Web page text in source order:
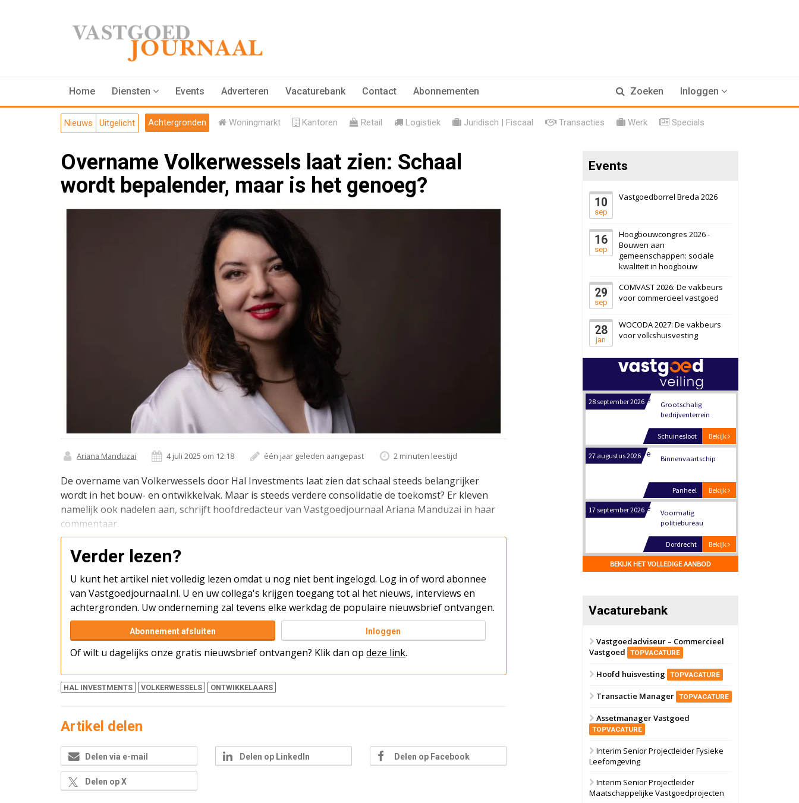
Home Diensten Events Adverteren Vacaturebank Contact Abonnementen Zoeken Inloggen
Nieuws Uitgelicht Achtergronden Woningmarkt Kantoren Retail Logistiek Juridisch | Fiscaal Transacties Werk Specials
Overname Volkerwessels laat zien: Schaal
wordt bepalender, maar is het genoeg?
Ariana Manduzai 4 juli 2025 om 12:18 één jaar geleden aangepast 2 minuten leestijd
De overname van Volkerwessels door Hal Investments laat zien dat schaal steeds belangrijker
wordt in het bouw- en ontwikkelvak. Maar is steeds verdere consolidatie de toekomst? Er kleven
namelijk ook nadelen aan, schrijft hoofdredacteur van Vastgoedjournaal Ariana Manduzai in haar
commentaar.
Verder lezen?
U kunt het artikel niet volledig lezen omdat u nog niet bent ingelogd. Log in of word abonnee
van Vastgoedjournaal.nl. U en uw collega's krijgen toegang tot al het nieuws, interviews en
achtergronden. Uw onderneming zal tevens elke werkdag de populaire nieuwsbrief ontvangen.
Abonnement afsluiten Inloggen
Of wilt u dagelijks onze gratis nieuwsbrief ontvangen? Klik dan op deze link.
HAL INVESTMENTS VOLKERWESSELS ONTWIKKELAARS
Artikel delen
Delen via e-mail Delen op LinkedIn Delen op Facebook
Delen op X
Events
10
sep
Vastgoedborrel Breda 2026
16
sep
Hoogbouwcongres 2026 -
Bouwen aan
gemeenschappen: sociale
kwaliteit in hoogbouw
29
sep
COMVAST 2026: De vakbeurs
voor commercieel vastgoed
28
jan
WOCODA 2027: De vakbeurs
voor volkshuisvesting
politiebureau
8 september 2026 Zorgcomplex
Zwanenburg
6 oktober 2026 Transformatieobject
Bekijk
Schiedam
22 september 2026
Oranje
28 september 2026
Grootschalig
bedrijventerrein
Bekijk
Schuinesloot
27 augustus 2026 Binnenvaartschip
Bekijk
Panheel
17 september 2026
Voormalig
politiebureau
Bekijk
Dordrecht
17 september 2026
Voormalig
Zaandam
8 september 2026 Zorgcomplex
6 oktober 2026
22 september 2026 Attractiepark
BEKIJK HET VOLLEDIGE AANBOD
Vacaturebank
Vastgoedadviseur – Commercieel
Vastgoed
TOPVACATURE
Hoofd huisvesting TOPVACATURE
Transactie Manager TOPVACATURE
Assetmanager Vastgoed
TOPVACATURE
Interim Senior Projectleider Fysieke
Leefomgeving
Interim Senior Projectleider
Maatschappelijke Vastgoedprojecten